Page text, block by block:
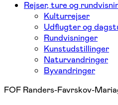
Rejser, ture og
Kulturrejser
Udflugter og
Rundvisninger
Kunstudstillinger
Naturvandringer
Byvandringer
FOF Randers-Favrskov-